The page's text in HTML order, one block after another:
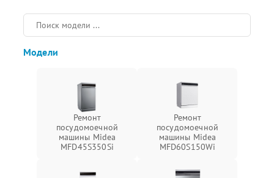
Модели
Ремонт
посудомоечной
машины Midea
MFD45S350Si
Ремонт
посудомоечной
машины Midea
MFD60S150Wi